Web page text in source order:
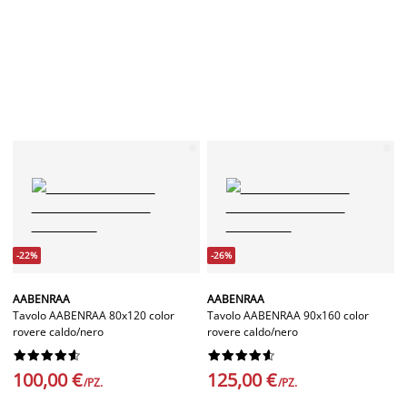
-22%
AABENRAA
Tavolo AABENRAA 80x120 color
rovere caldo/nero






100,00 €/PZ.
-26%
AABENRAA
Tavolo AABENRAA 90x160 color
rovere caldo/nero






125,00 €/PZ.